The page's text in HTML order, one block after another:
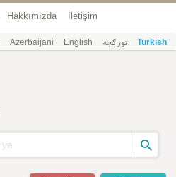
Hakkımızda İletişim
Azerbaijani English تورکجه Turkish